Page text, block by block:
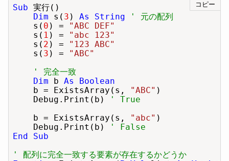
コピー
Sub 実行()
Dim s( 3 ) As String
' 元の配列
    s(
0 ) =
"ABC DEF"
    s(
1 ) =
"abc 123"
    s(
2 ) =
"123 ABC"
    s(
3 ) =
"ABC"
' 完全一致
Dim b As Boolean
    b = ExistsArray(s,
"ABC" )
    Debug.Print(b)
' True
    b = ExistsArray(s,
"abc" )
    Debug.Print(b)
' False
End Sub
' 配列に完全一致する要素が存在するかどうか